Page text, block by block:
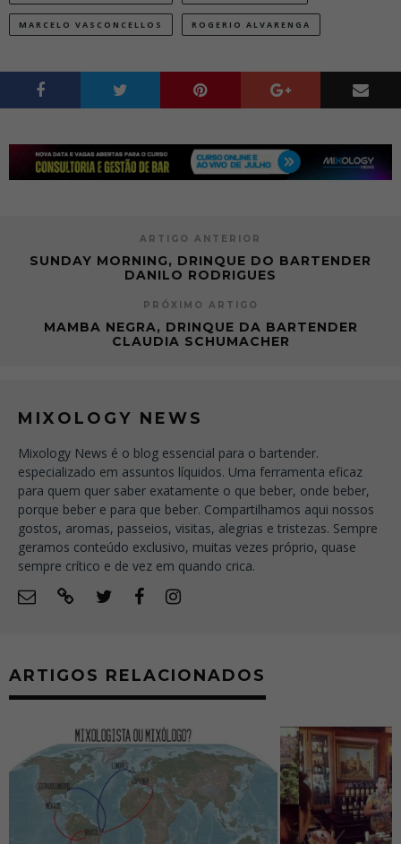
MARCELO VASCONCELLOS ROGERIO ALVARENGA
ARTIGO ANTERIOR
SUNDAY MORNING, DRINQUE DO BARTENDER
DANILO RODRIGUES
PRÓXIMO ARTIGO
MAMBA NEGRA, DRINQUE DA BARTENDER
CLAUDIA SCHUMACHER
MIXOLOGY NEWS
Mixology News é o blog essencial para o bartender.
especializado em assuntos líquidos. Uma ferramenta eficaz
para quem quer saber exatamente o que beber, onde beber,
porque beber e para que beber. Compartilhamos aqui nossos
gostos, aromas, passeios, visitas, alegrias e tristezas. Sempre
geramos conteúdo exclusivo, muitas vezes próprio, quase
sempre crítico e de vez em quando crica.
ARTIGOS RELACIONADOS